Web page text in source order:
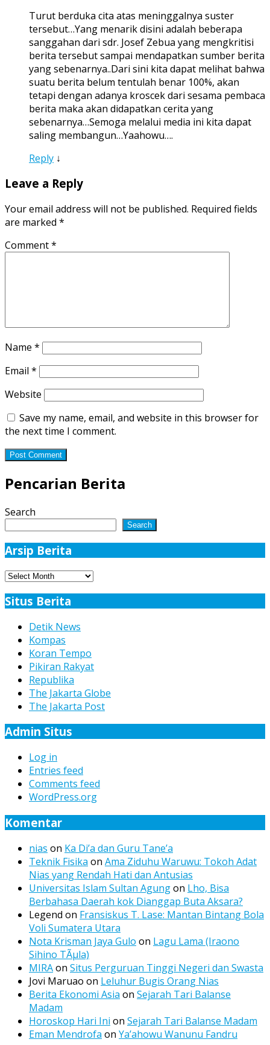
Turut berduka cita atas meninggalnya suster
tersebut…Yang menarik disini adalah beberapa
sanggahan dari sdr. Josef Zebua yang mengkritisi
berita tersebut sampai mendapatkan sumber berita
yang sebenarnya..Dari sini kita dapat melihat bahwa
suatu berita belum tentulah benar 100%, akan
tetapi dengan adanya kroscek dari sesama pembaca
berita maka akan didapatkan cerita yang
sebenarnya…Semoga melalui media ini kita dapat
saling membangun…Yaahowu….
Reply ↓
Leave a Reply
Your email address will not be published. Required fields
are marked *
Comment*
Name *
Email *
Website
Save my name, email, and website in this browser for
the next time I comment.
Pencarian Berita
Search
Search
Arsip Berita
Arsip
Situs Berita
Detik News
Kompas
Koran Tempo
Pikiran Rakyat
Republika
The Jakarta Globe
The Jakarta Post
Admin Situs
Log in
Entries feed
Comments feed
WordPress.org
Komentar
nias on Ka Di’a dan Guru Tane’a
Teknik Fisika on Ama Ziduhu Waruwu: Tokoh Adat
Nias yang Rendah Hati dan Antusias
Universitas Islam Sultan Agungon Lho, Bisa
Berbahasa Daerah kok Dianggap Buta Aksara?
Legend on Fransiskus T. Lase: Mantan Bintang Bola
Voli Sumatera Utara
Nota Krisman Jaya Gulo on Lagu Lama (Iraono
Sihino TÃµla)
MIRAon Situs Perguruan Tinggi Negeri dan Swasta
Jovi Maruao on Leluhur Bugis Orang Nias
Berita Ekonomi Asia on Sejarah Tari Balanse
Madam
Horoskop Hari Ini on Sejarah Tari Balanse Madam
Eman Mendrofa on Ya’ahowu Wanunu Fandru